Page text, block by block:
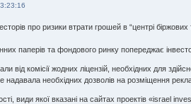
про ризики втрати грошей в “центрі
паперів та фондового ринку попереджає
від комісії жодних ліцензій, необхідних для
надавала необхідних дозволів на розміщення
види якої вказані на сайтах проектів «israel